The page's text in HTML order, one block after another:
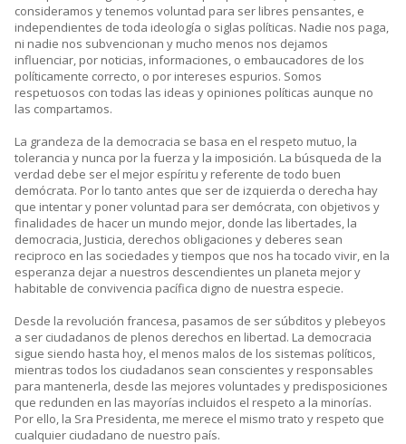
consideramos y tenemos voluntad para ser libres pensantes, e
independientes de toda ideología o siglas políticas. Nadie nos paga,
ni nadie nos subvencionan y mucho menos nos dejamos
influenciar, por noticias, informaciones, o embaucadores de los
políticamente correcto, o por intereses espurios. Somos
respetuosos con todas las ideas y opiniones políticas aunque no
las compartamos.
La grandeza de la democracia se basa en el respeto mutuo, la
tolerancia y nunca por la fuerza y la imposición. La búsqueda de la
verdad debe ser el mejor espíritu y referente de todo buen
demócrata. Por lo tanto antes que ser de izquierda o derecha hay
que intentar y poner voluntad para ser demócrata, con objetivos y
finalidades de hacer un mundo mejor, donde las libertades, la
democracia, Justicia, derechos obligaciones y deberes sean
reciproco en las sociedades y tiempos que nos ha tocado vivir, en la
esperanza dejar a nuestros descendientes un planeta mejor y
habitable de convivencia pacífica digno de nuestra especie.
Desde la revolución francesa, pasamos de ser súbditos y plebeyos
a ser ciudadanos de plenos derechos en libertad. La democracia
sigue siendo hasta hoy, el menos malos de los sistemas políticos,
mientras todos los ciudadanos sean conscientes y responsables
para mantenerla, desde las mejores voluntades y predisposiciones
que redunden en las mayorías incluidos el respeto a la minorías.
Por ello, la Sra Presidenta, me merece el mismo trato y respeto que
cualquier ciudadano de nuestro país.